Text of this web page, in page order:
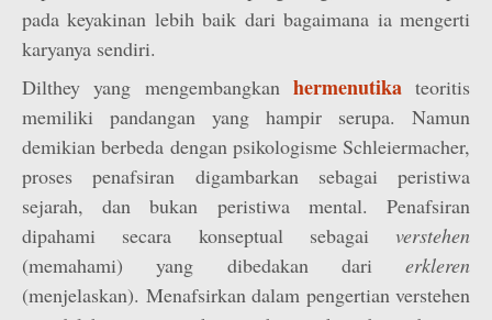
pada keyakinan lebih baik dari bagaimana ia mengerti
karyanya sendiri.
Dilthey yang mengembangkan hermenutikateoritis
memiliki pandangan yang hampir serupa. Namun
demikian berbeda dengan psikologisme Schleiermacher,
proses penafsiran digambarkan sebagai peristiwa
sejarah, dan bukan peristiwa mental. Penafsiran
dipahami secara konseptual sebagai verstehen
(memahami) yang dibedakan dari erkleren
(menjelaskan). Menafsirkan dalam pengertian verstehen